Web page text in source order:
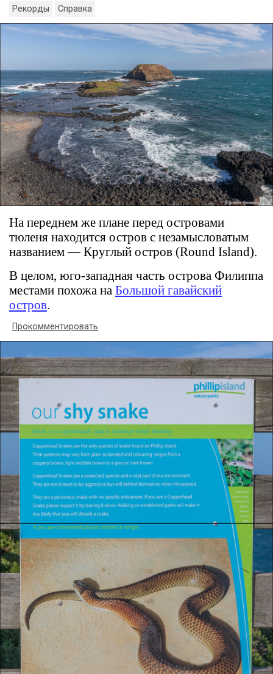
Рекорды Справка
На переднем же плане перед островами
тюленя находится остров с незамысловатым
названием — Круглый остров (Round Island).
В целом, юго-западная часть острова Филиппа
местами похожа на Большой гавайский
остров.
Прокомментировать